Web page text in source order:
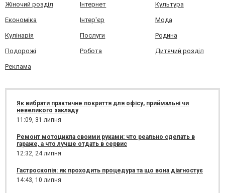
Жіночий розділ Інтернет Культура
Економіка Інтер'єр Мода
Кулінарія Послуги Родина
Подорожі Робота Дитячий розділ
Реклама
Як вибрати практичне покриття для офісу, приймальні чи
невеликого закладу
11:09, 31 липня
Ремонт мотоцикла своими руками: что реально сделать в
гараже, а что лучше отдать в сервис
12:32, 24 липня
Гастроскопія: як проходить процедура та що вона діагностує
14:43, 10 липня